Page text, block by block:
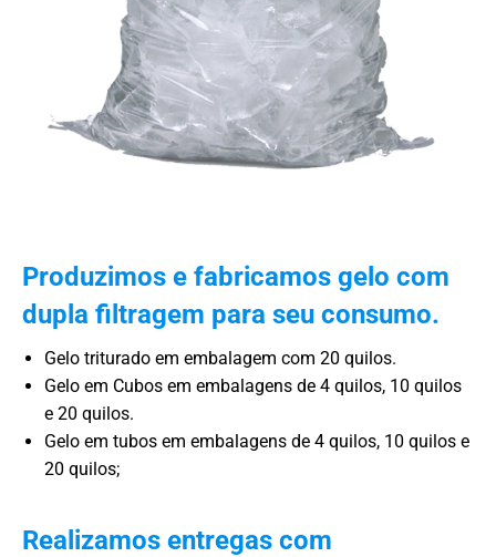
Produzimos e fabricamos gelo com
dupla filtragem para seu consumo.
Gelo triturado em embalagem com 20 quilos.
Gelo em Cubos em embalagens de 4 quilos, 10 quilos
e 20 quilos.
Gelo em tubos em embalagens de 4 quilos, 10 quilos e
20 quilos;
Realizamos entregas com